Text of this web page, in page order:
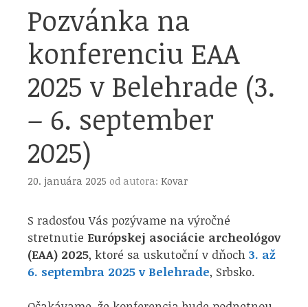
Pozvánka na
konferenciu EAA
2025 v Belehrade (3.
– 6. september
2025)
20. januára 2025 od autora: Kovar
S radosťou Vás pozývame na výročné
stretnutie Európskej asociácie archeológov
(EAA) 2025, ktoré sa uskutoční v dňoch 3. až
6. septembra 2025 v Belehrade, Srbsko.